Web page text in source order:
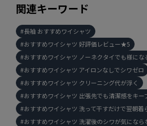
関連キーワード
長袖 おすすめワイシャツ
おすすめワイシャツ 好評価レビュー★5
おすすめワイシャツ ノーネクタイでも様にな
おすすめワイシャツ アイロンなしでシワゼロ
おすすめワイシャツ クリーニング代が浮く
おすすめワイシャツ 出張先でも清潔感をキー
おすすめワイシャツ 洗って干すだけで翌朝着
おすすめワイシャツ 洗濯後のシワが気になら